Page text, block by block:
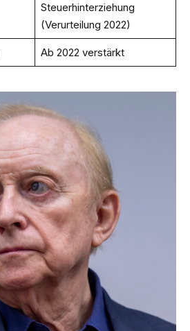
Steuerhinterziehung
(Verurteilung 2022)
Ab 2022 verstärkt